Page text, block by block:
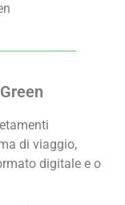
di viaggio,
digitale e o